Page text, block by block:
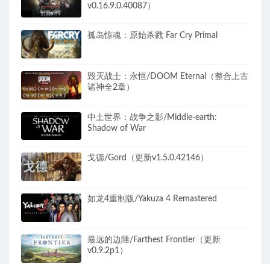
v0.16.9.0.40087）
孤岛惊魂：原始杀戮 Far Cry Primal
毁灭战士：永恒/DOOM Eternal（整合上古
诸神全2章）
中土世界：战争之影/Middle-earth:
Shadow of War
戈德/Gord（更新v1.5.0.42146）
如龙4重制版/Yakuza 4 Remastered
最远的边陲/Farthest Frontier（更新
v0.9.2p1）